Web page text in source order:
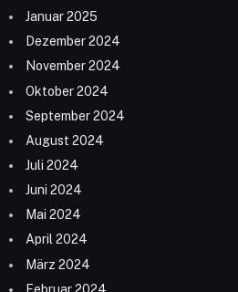
Januar 2025
Dezember 2024
November 2024
Oktober 2024
September 2024
August 2024
Juli 2024
Juni 2024
Mai 2024
April 2024
März 2024
Februar 2024